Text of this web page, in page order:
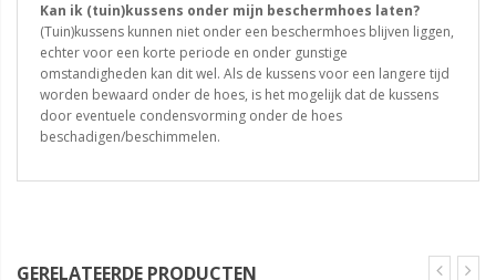
Kan ik (tuin)kussens onder mijn beschermhoes laten?
(Tuin)kussens kunnen niet onder een beschermhoes blijven liggen,
echter voor een korte periode en onder gunstige
omstandigheden kan dit wel. Als de kussens voor een langere tijd
worden bewaard onder de hoes, is het mogelijk dat de kussens
door eventuele condensvorming onder de hoes
beschadigen/beschimmelen.
GERELATEERDE PRODUCTEN